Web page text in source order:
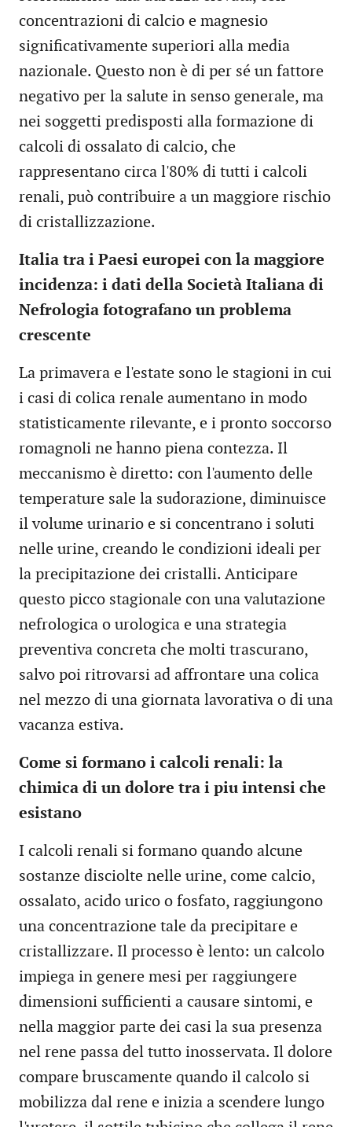
concentrazioni di calcio e magnesio
significativamente superiori alla media
nazionale. Questo non è di per sé un fattore
negativo per la salute in senso generale, ma
nei soggetti predisposti alla formazione di
calcoli di ossalato di calcio, che
rappresentano circa l'80% di tutti i calcoli
renali, può contribuire a un maggiore rischio
di cristallizzazione.
Italia tra i Paesi europei con la maggiore
incidenza: i dati della Società Italiana di
Nefrologia fotografano un problema
crescente
La primavera e l'estate sono le stagioni in cui
i casi di colica renale aumentano in modo
statisticamente rilevante, e i pronto soccorso
romagnoli ne hanno piena contezza. Il
meccanismo è diretto: con l'aumento delle
temperature sale la sudorazione, diminuisce
il volume urinario e si concentrano i soluti
nelle urine, creando le condizioni ideali per
la precipitazione dei cristalli. Anticipare
questo picco stagionale con una valutazione
nefrologica o urologica e una strategia
preventiva concreta che molti trascurano,
salvo poi ritrovarsi ad affrontare una colica
nel mezzo di una giornata lavorativa o di una
vacanza estiva.
Come si formano i calcoli renali: la
chimica di un dolore tra i piu intensi che
esistano
I calcoli renali si formano quando alcune
sostanze disciolte nelle urine, come calcio,
ossalato, acido urico o fosfato, raggiungono
una concentrazione tale da precipitare e
cristallizzare. Il processo è lento: un calcolo
impiega in genere mesi per raggiungere
dimensioni sufficienti a causare sintomi, e
nella maggior parte dei casi la sua presenza
nel rene passa del tutto inosservata. Il dolore
compare bruscamente quando il calcolo si
mobilizza dal rene e inizia a scendere lungo